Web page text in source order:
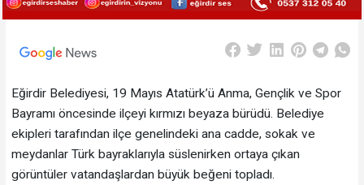
Eğirdir Belediyesi, 19 Mayıs Atatürk’ü Anma, Gençlik ve Spor
Bayramı öncesinde ilçeyi kırmızı beyaza bürüdü. Belediye
ekipleri tarafından ilçe genelindeki ana cadde, sokak ve
meydanlar Türk bayraklarıyla süslenirken ortaya çıkan
görüntüler vatandaşlardan büyük beğeni topladı.